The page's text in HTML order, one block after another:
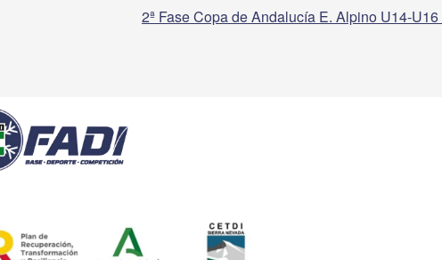
2ª Fase Copa de Andalucía E. Alpino U14-